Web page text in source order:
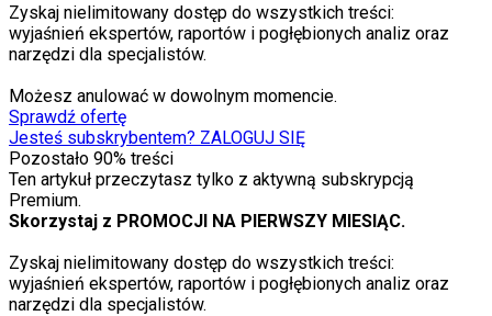
Zyskaj nielimitowany dostęp do wszystkich treści:
wyjaśnień ekspertów, raportów i pogłębionych analiz oraz
narzędzi dla specjalistów.
Możesz anulować w dowolnym momencie.
Sprawdź ofertę
Jesteś subskrybentem? ZALOGUJ SIĘ
Pozostało 90% treści
Ten artykuł przeczytasz tylko z aktywną subskrypcją
Premium.
Skorzystaj z PROMOCJI NA PIERWSZY MIESIĄC.
Zyskaj nielimitowany dostęp do wszystkich treści:
wyjaśnień ekspertów, raportów i pogłębionych analiz oraz
narzędzi dla specjalistów.